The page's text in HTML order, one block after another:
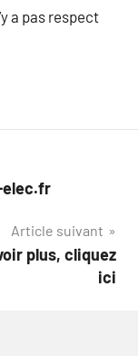
a pas respect
Article suivant
plus, cliquez
ici